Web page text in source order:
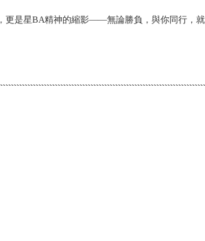
更是星BA精神的縮影——無論勝負，與你同行，就